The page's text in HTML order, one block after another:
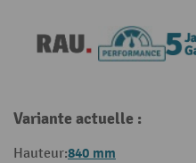
Variante actuelle :
Hauteur:840 mm